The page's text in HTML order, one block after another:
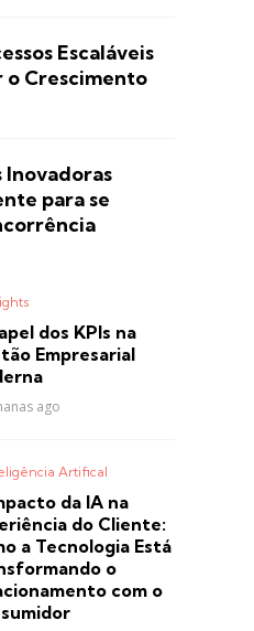
Escaláveis
o Crescimento
Inovadoras
para se
dos KPIs na
Empresarial
ago
Artifical
da IA na
do Cliente:
a Tecnologia Está
o
com o